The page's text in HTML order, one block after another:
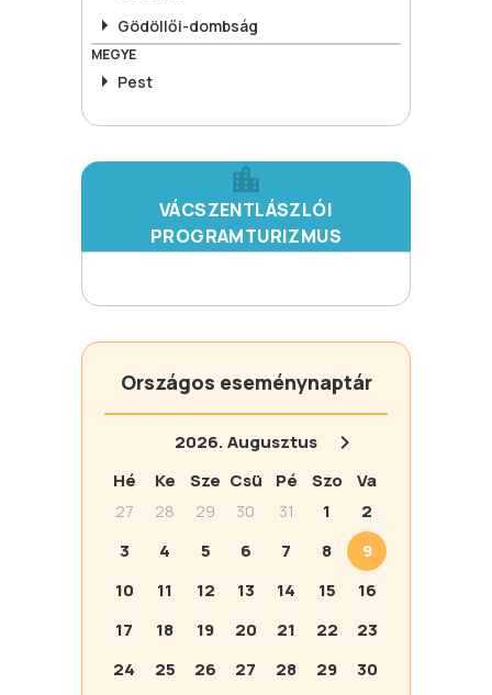
Gödöllői-dombság
MEGYE
Pest
VÁCSZENTLÁSZLÓI
PROGRAMTURIZMUS
Országos eseménynaptár
2026.Augusztus
Hé
Ke Sze Csü Pé Szo
Va
27
28 29 30 31 1
2
3
4 5 6 7 8
9
10
11 12 13 14 15
16
17
18 19 20 21 22
23
24
25 26 27 28 29
30